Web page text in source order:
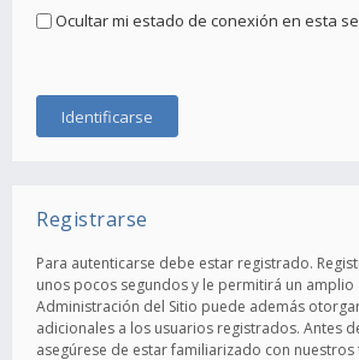
Ocultar mi estado de conexión en esta
Registrarse
Para autenticarse debe estar registrado.
unos pocos segundos y le permitirá un amplio
Administración del Sitio puede además
adicionales a los usuarios registrados. Antes
asegúrese de estar familiarizado con